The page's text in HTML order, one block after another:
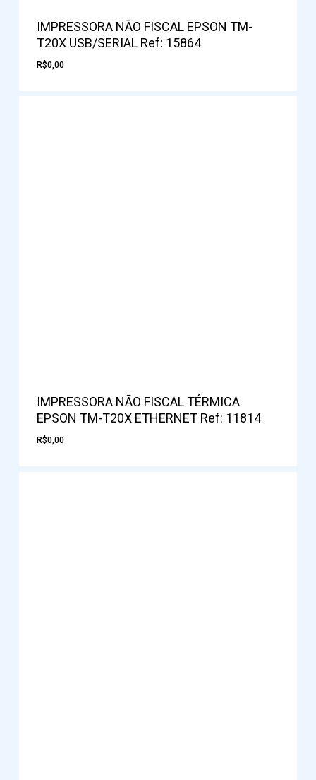
IMPRESSORA NÃO FISCAL EPSON TM-
T20X USB/SERIAL Ref: 15864
R$0,00
IMPRESSORA NÃO FISCAL TÉRMICA
EPSON TM-T20X ETHERNET Ref: 11814
R$0,00